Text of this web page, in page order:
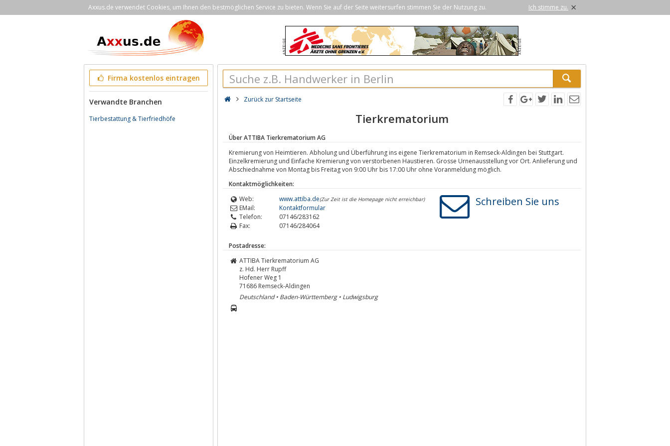
Axxus.de verwendet Cookies, um Ihnen den bestmöglichen Service zu bieten. Wenn Sie auf der Seite weitersurfen stimmen Sie der Nutzung zu. Ich stimme zu. ×
Firma kostenlos eintragen
Verwandte Branchen
Tierbestattung & Tierfriedhöfe
Zurück zur Startseite
Tierkrematorium
Über ATTIBA Tierkrematorium AG
Kremierung von Heimtieren. Abholung und Überführung ins eigene Tierkrematorium in Remseck-Aldingen bei Stuttgart.
Einzelkremierung und Einfache Kremierung von verstorbenen Haustieren. Grosse Urnenausstellung vor Ort. Anlieferung und
Abschiednahme von Montag bis Freitag von 9:00 Uhr bis 17:00 Uhr ohne Voranmeldung möglich.
Kontaktmöglichkeiten:
Web:
www.attiba.de(Zur Zeit ist die Homepage nicht erreichbar)
EMail:
Kontaktformular
Telefon:
07146/283162
Fax:
07146/284064
Schreiben Sie uns
Postadresse:
ATTIBA Tierkrematorium AG
z. Hd. Herr Rupff
Hofener Weg 1
71686 Remseck-Aldingen
Deutschland • Baden-Württemberg • Ludwigsburg